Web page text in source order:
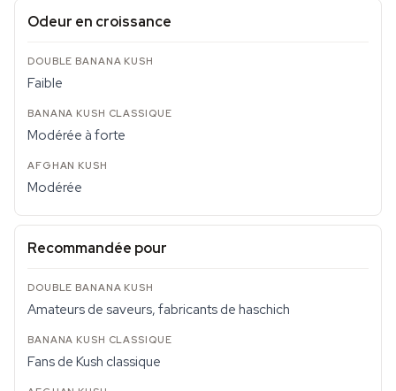
Odeur en croissance
Faible
Modérée à forte
Modérée
Recommandée pour
Amateurs de saveurs, fabricants de haschich
Fans de Kush classique